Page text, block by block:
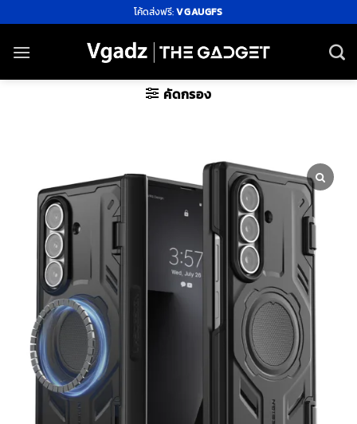
ไป
ยัง
โค้ดส่งฟรี:VGAUGFS
คัดกรอง